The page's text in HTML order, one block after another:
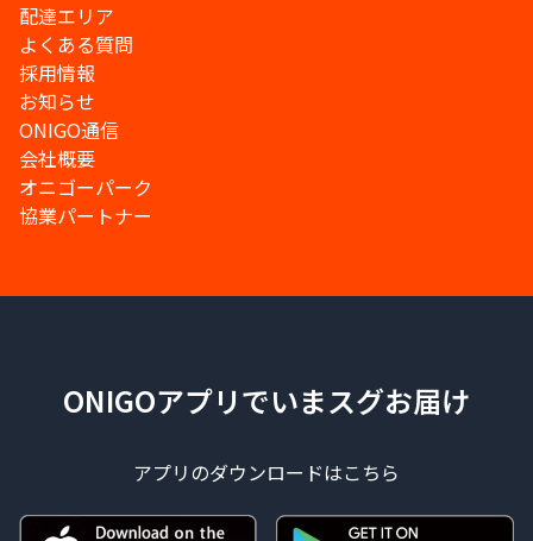
配達エリア
よくある質問
採用情報
お知らせ
ONIGO通信
会社概要
オニゴーパーク
協業パートナー
ONIGOアプリでいまスグお届け
アプリのダウンロードはこちら